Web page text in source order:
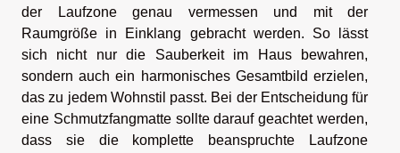
der Laufzone genau vermessen und mit der
Raumgröße in Einklang gebracht werden. So lässt
sich nicht nur die Sauberkeit im Haus bewahren,
sondern auch ein harmonisches Gesamtbild erzielen,
das zu jedem Wohnstil passt. Bei der Entscheidung für
eine Schmutzfangmatte sollte darauf geachtet werden,
dass sie die komplette beanspruchte Laufzone